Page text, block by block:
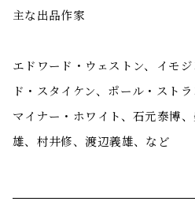
主な出品作家
エドワード・ウェストン、イモ
ド・スタイケン、ポール・スト
マイナー・ホワイト、石元泰博
雄、村井修、渡辺義雄、など